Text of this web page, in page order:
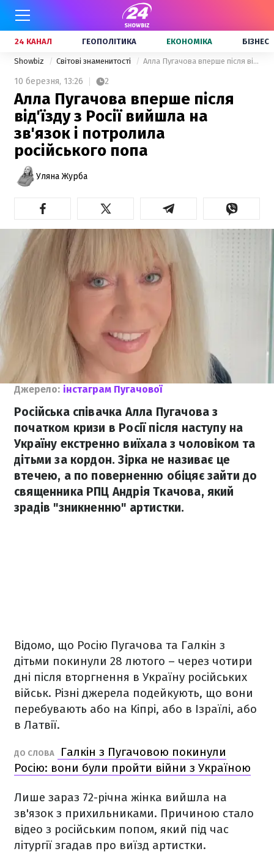
24 КАНАЛ ГЕОПОЛІТИКА ЕКОНОМІКА БІЗНЕС
Showbiz Світові знаменитості Алла Пугачова вперше після від'їзду з Росії вийшла на зв'язок і потролила російського попа
10 березня, 13:26 2
Алла Пугачова вперше після
від'їзду з Росії вийшла на
зв'язок і потролила
російського попа
Уляна Журба
Джерело: інстаграм Пугачової
Російська співачка Алла Пугачова з
початком кризи в Росії після наступу на
Україну екстренно виїхала з чоловіком та
дітьми за кордон. Зірка не називає це
втечею, а по поверненню обіцяє зайти до
священника РПЦ Андрія Ткачова, який
зрадів "зникненню" артистки.
Відомо, що Росію Пугачова та Галкін з
дітьми покинули 28 лютого – через чотири
дні після вторгнення в Україну російських
військ. Різні джерела подейкують, що вони
перебувають або на Кіпрі, або в Ізраїлі, або
в Латвії.
ДО СЛОВА
Галкін з Пугачовою покинули
Росію: вони були пройти війни з Україною
Лише зараз 72-річна жінка вийшла на
зв'язок з прихильниками. Причиною стало
відео з російським попом, який під час
літургії згадав про виїзд артистки.